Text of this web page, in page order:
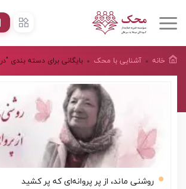
خانه آشنایی با محک بایگانی برای دسته بندی
روشنی ماند، از پر پروانه‌ای که پر کشید